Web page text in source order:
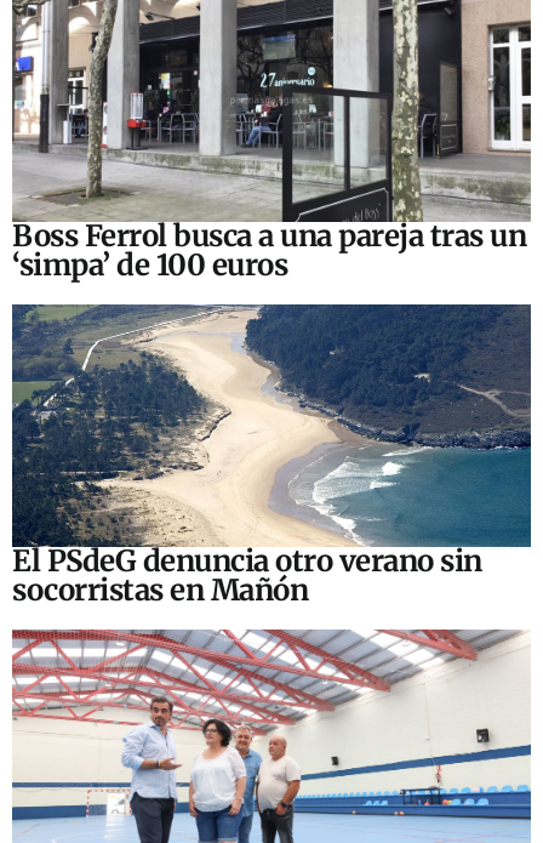
Boss Ferrol busca a una pareja tras un
‘simpa’ de 100 euros
El PSdeG denuncia otro verano sin
socorristas en Mañón